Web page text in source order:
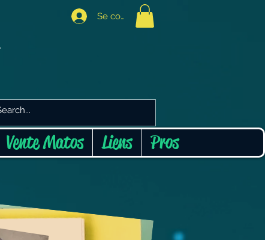
Se connecter
Vente Matos Liens Pros